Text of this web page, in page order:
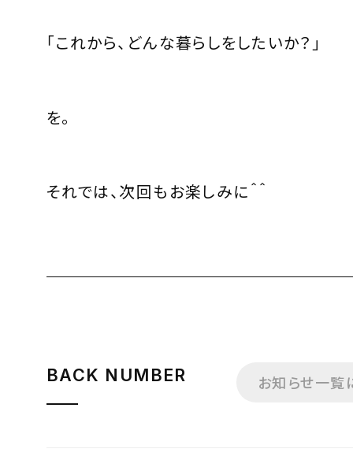
「これから、どんな暮らしをしたいか？」
を。
それでは、次回もお楽しみに＾＾
BACK NUMBER お知らせ一覧